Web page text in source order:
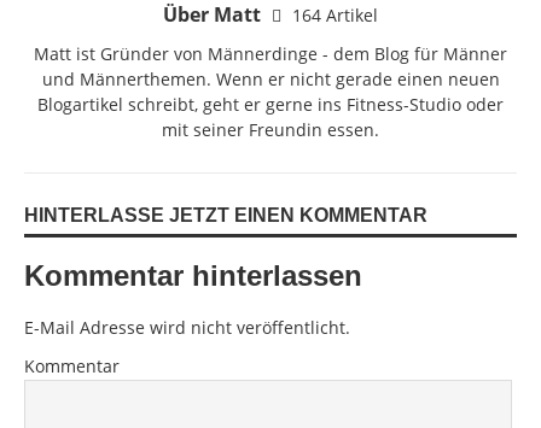
Über Matt
164 Artikel
Matt ist Gründer von Männerdinge - dem Blog für Männer
und Männerthemen. Wenn er nicht gerade einen neuen
Blogartikel schreibt, geht er gerne ins Fitness-Studio oder
mit seiner Freundin essen.
HINTERLASSE JETZT EINEN KOMMENTAR
Kommentar hinterlassen
E-Mail Adresse wird nicht veröffentlicht.
Kommentar